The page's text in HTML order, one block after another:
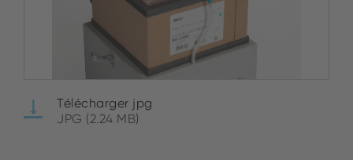
Télécharger jpg
JPG (2.24 MB)